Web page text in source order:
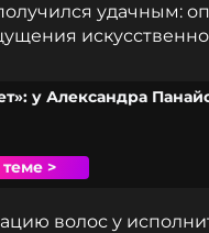
удачным:
у Александра
>
волос у